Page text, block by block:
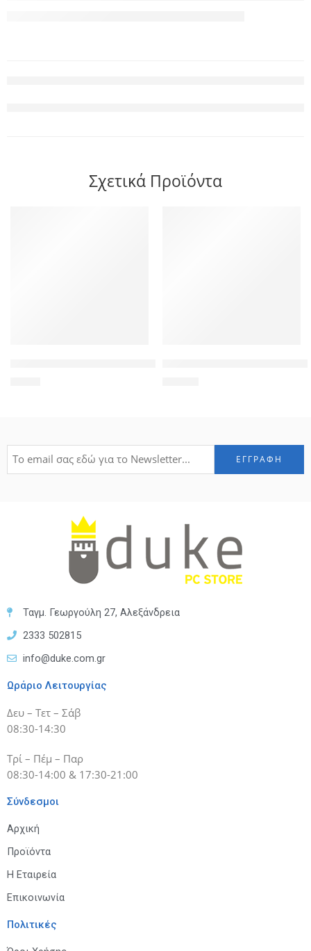
Σχετικά Προϊόντα
Ταγμ. Γεωργούλη 27, Αλεξάνδρεια
2333 502815
info@duke.com.gr
Ωράριο Λειτουργίας
Δευ – Τετ – Σάβ
08:30-14:30
Τρί – Πέμ – Παρ
08:30-14:00 & 17:30-21:00
Σύνδεσμοι
Αρχική
Προϊόντα
Η Εταιρεία
Επικοινωνία
Πολιτικές